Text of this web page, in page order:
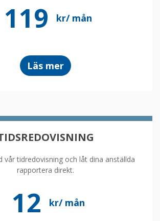
119 kr/ mån
Läs mer
att
vara
vår tidredovisning och låt dina anställda
rapportera direkt.
12 kr/ mån